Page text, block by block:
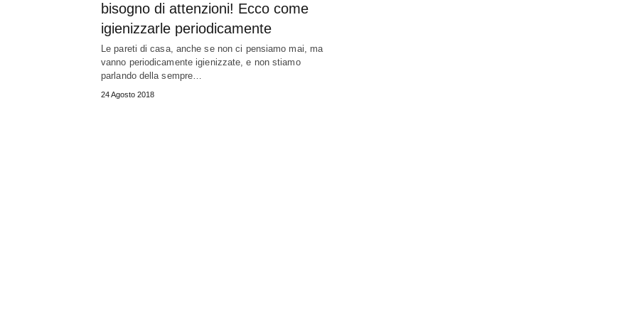
bisogno di attenzioni! Ecco come
igienizzarle periodicamente
Le pareti di casa, anche se non ci pensiamo mai, ma
vanno periodicamente igienizzate, e non stiamo
parlando della sempre…
24 Agosto 2018